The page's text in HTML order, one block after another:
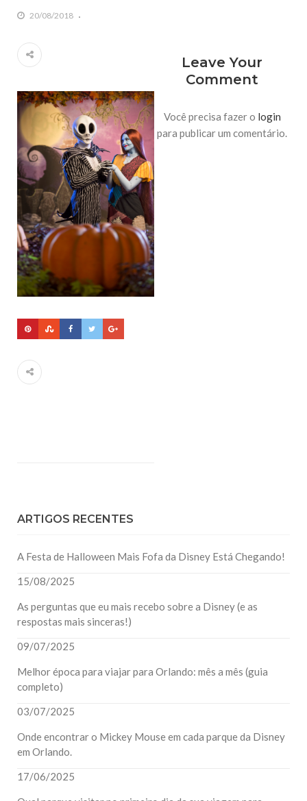
20/08/2018
Leave Your
Comment
Você precisa fazer o login
para publicar um comentário.
ARTIGOS RECENTES
A Festa de Halloween Mais Fofa da Disney Está Chegando!
15/08/2025
As perguntas que eu mais recebo sobre a Disney (e as
respostas mais sinceras!)
09/07/2025
Melhor época para viajar para Orlando: mês a mês (guia
completo)
03/07/2025
Onde encontrar o Mickey Mouse em cada parque da Disney
em Orlando.
17/06/2025